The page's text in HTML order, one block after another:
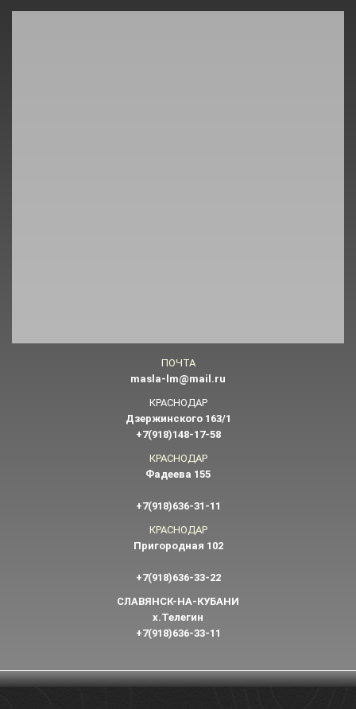
ПОЧТА
masla-lm@mail.ru
КРАСНОДАР
Дзержинского 163/1
+7(918)148-17-58
КРАСНОДАР
Фадеева 155
+7(918)636-31-11
КРАСНОДАР
Пригородная 102
+7(918)636-33-22
СЛАВЯНСК-НА-КУБАНИ
х.Телегин
+7(918)636-33-11